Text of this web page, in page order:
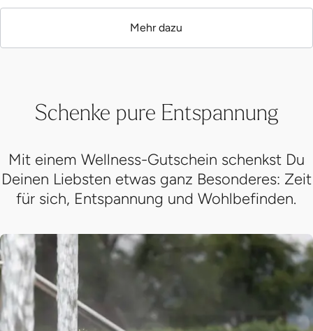
Mehr dazu
Schenke pure Entspannung
Mit einem Wellness-Gutschein schenkst Du
Deinen Liebsten etwas ganz Besonderes: Zeit
für sich, Entspannung und Wohlbefinden.